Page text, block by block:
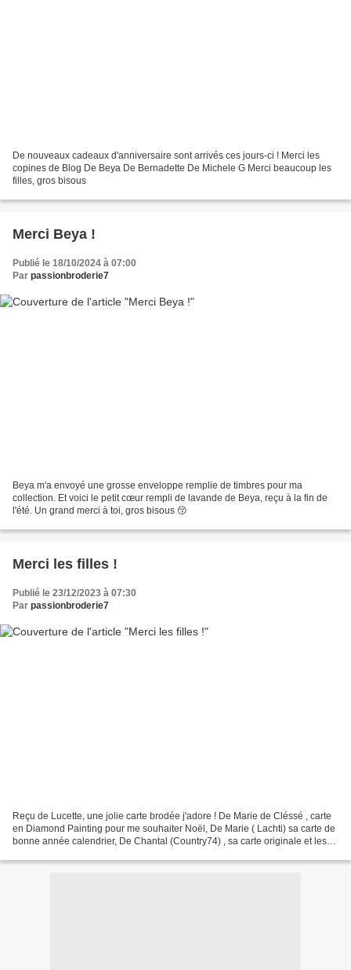
De nouveaux cadeaux d'anniversaire sont arrivés ces jours-ci ! Merci les
copines de Blog De Beya De Bernadette De Michele G Merci beaucoup les
filles, gros bisous
Merci Beya !
Publié le 18/10/2024 à 07:00
Par passionbroderie7
Beya m'a envoyé une grosse enveloppe remplie de timbres pour ma
collection. Et voici le petit cœur rempli de lavande de Beya, reçu à la fin de
l'été. Un grand merci à toi, gros bisous 😚
Merci les filles !
Publié le 23/12/2023 à 07:30
Par passionbroderie7
Reçu de Lucette, une jolie carte brodée j'adore ! De Marie de Cléssé , carte
en Diamond Painting pour me souhaiter Noël, De Marie ( Lachti) sa carte de
bonne année calendrier, De Chantal (Country74) , sa carte originale et les